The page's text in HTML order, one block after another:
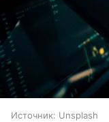
Источник: Unsplash